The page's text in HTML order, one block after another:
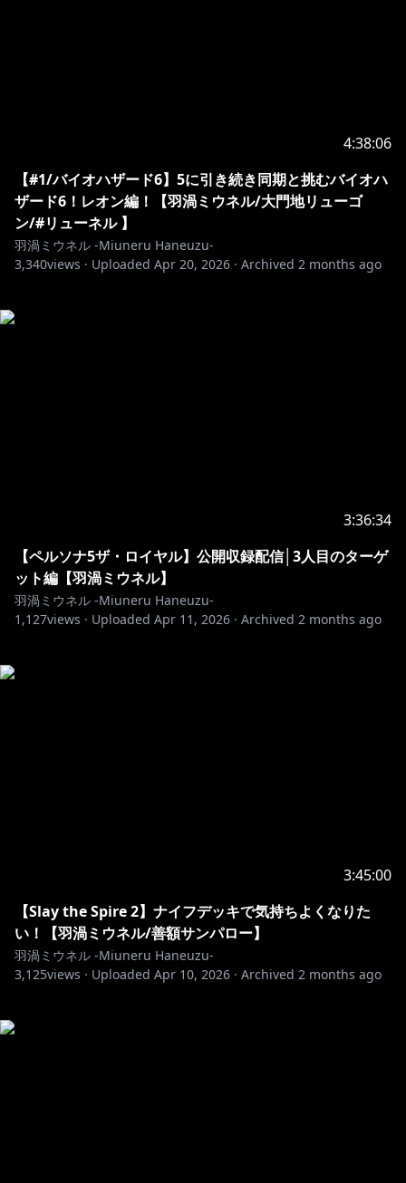
4:38:06
【#1/バイオハザード6】5に引き続き同期と挑むバイオハ
ザード6！レオン編！【羽渦ミウネル/大門地リューゴ
ン/#リューネル 】
羽渦ミウネル -Miuneru Haneuzu-
3,340views · Uploaded Apr 20, 2026 · Archived 2 months ago
3:36:34
【ペルソナ5ザ・ロイヤル】公開収録配信│3人目のターゲ
ット編【羽渦ミウネル】
羽渦ミウネル -Miuneru Haneuzu-
1,127views · Uploaded Apr 11, 2026 · Archived 2 months ago
3:45:00
【Slay the Spire 2】ナイフデッキで気持ちよくなりた
い！【羽渦ミウネル/善額サンパロー】
羽渦ミウネル -Miuneru Haneuzu-
3,125views · Uploaded Apr 10, 2026 · Archived 2 months ago